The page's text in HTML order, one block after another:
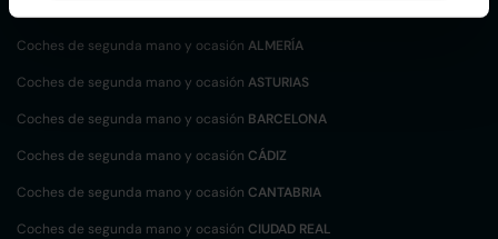
Coches de segunda mano y ocasión ALMERÍA
Coches de segunda mano y ocasión ASTURIAS
Coches de segunda mano y ocasión BARCELONA
Coches de segunda mano y ocasión CÁDIZ
Coches de segunda mano y ocasión CANTABRIA
Coches de segunda mano y ocasión CIUDAD REAL